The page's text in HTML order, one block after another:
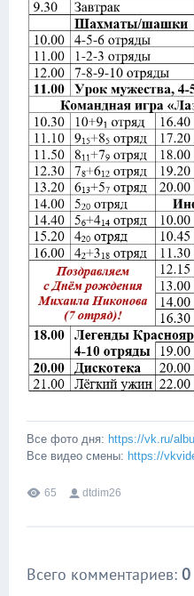
Все фото дня: https://vk.ru/
Все видео смены: https://
65 dtdim26
Всего комментариев: 0